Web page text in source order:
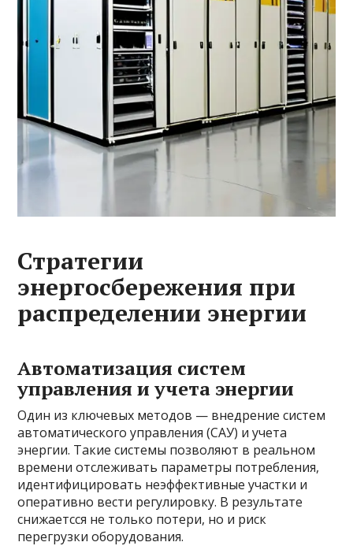
Стратегии
энергосбережения при
распределении энергии
Автоматизация систем
управления и учета энергии
Один из ключевых методов — внедрение систем
автоматического управления (САУ) и учета
энергии. Такие системы позволяют в реальном
времени отслеживать параметры потребления,
идентифицировать неэффективные участки и
оперативно вести регулировку. В результате
снижаетсся не только потери, но и риск
перегрузки оборудования.